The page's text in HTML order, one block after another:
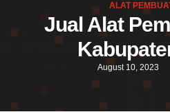
ALAT
Jual Alat
August 10, 2023